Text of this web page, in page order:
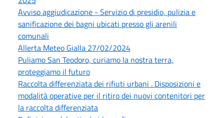
Avviso aggiudicazione - Servizio di presidio, pulizia e
sanificazione dei bagni ubicati presso gli arenili
comunali
Allerta Meteo Gialla 27/02/2024
Puliamo San Teodoro, curiamo la nostra terra,
proteggiamo il futuro
Raccolta differenziata dei rifiuti urbani . Disposizioni e
modalità operative per il ritiro dei nuovi contenitori per
la raccolta differenziata